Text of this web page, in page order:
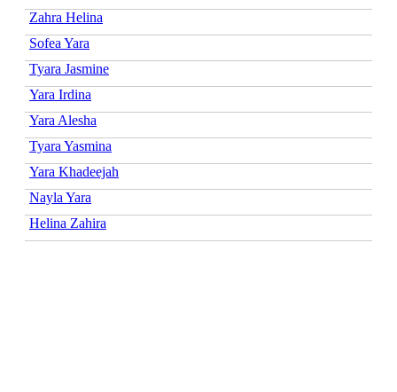
Zahra Helina
Sofea Yara
Tyara Jasmine
Yara Irdina
Yara Alesha
Tyara Yasmina
Yara Khadeejah
Nayla Yara
Helina Zahira